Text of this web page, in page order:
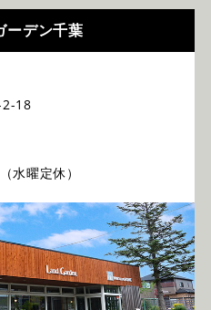
ーデン千葉
2-18
曜定休）